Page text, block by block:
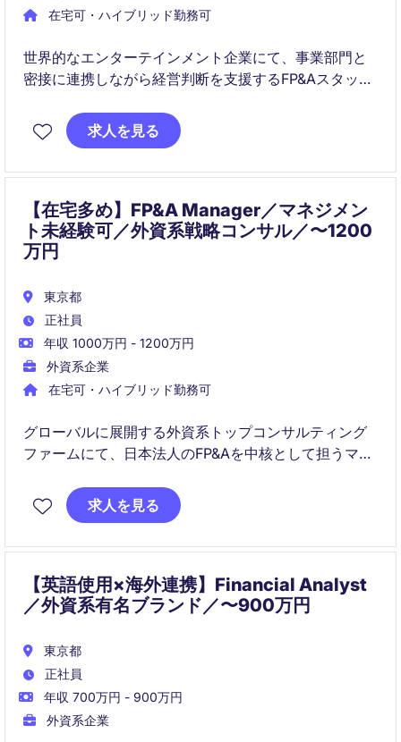
在宅可・ハイブリッド勤務可
世界的なエンターテインメント企業にて、事業部門と
密接に連携しながら経営判断を支援するFP&Aスタッフ
かしながら、グローバル環境で予算策定や分析業務に
携わることができるポジションです。
求人を見る
【在宅多め】FP&A Manager／マネジメン
ト未経験可／外資系戦略コンサル／〜1200
万円
東京都
正社員
年収 1000万円 - 1200万円
外資系企業
在宅可・ハイブリッド勤務可
グローバルに展開する外資系トップコンサルティング
ファームにて、日本法人のFP&Aを中核として担うマネ
距離で意思決定を支えながら、在宅中心の柔軟な働き
方が可能な希少ポジションです。
求人を見る
【英語使用×海外連携】Financial Analyst
／外資系有名ブランド／〜900万円
東京都
正社員
年収 700万円 - 900万円
外資系企業